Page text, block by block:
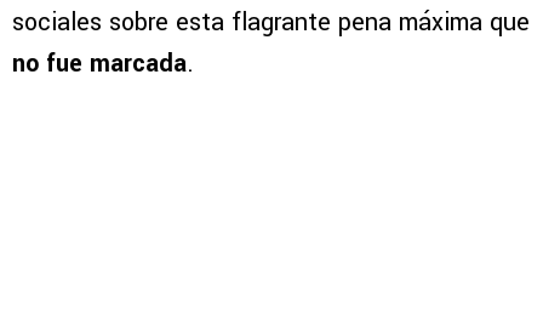
sociales sobre esta flagrante pena máxima que
no fue marcada.